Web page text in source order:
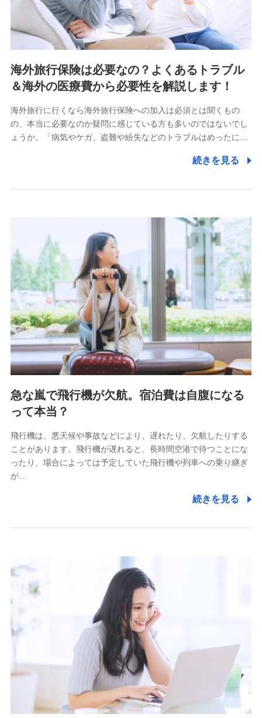
海外旅行保険は必要なの？よくあるトラブル
＆海外の医療費から必要性を解説します！
海外旅行に行くなら海外旅行保険への加入は必須とは聞くもの
の、本当に必要なのか疑問に感じている方も多いのではないでし
ょうか。「病気やケガ、盗難や紛失などのトラブルはめったに…
続きを見る
急な嵐で飛行機が欠航。宿泊費は自腹になる
って本当？
飛行機は、悪天候や事故などにより、遅れたり、欠航したりする
ことがあります。飛行機が遅れると、長時間空港で待つことにな
ったり、場合によっては予定していた飛行機や列車への乗り継ぎ
が…
続きを見る